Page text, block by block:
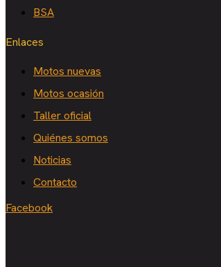
BSA
Enlaces
Motos nuevas
Motos ocasión
Taller oficial
Quiénes somos
Noticias
Contacto
Facebook